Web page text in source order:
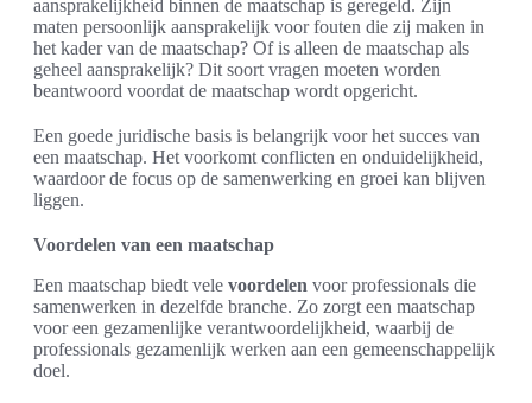
aansprakelijkheid binnen de maatschap is geregeld. Zijn
maten persoonlijk aansprakelijk voor fouten die zij maken in
het kader van de maatschap? Of is alleen de maatschap als
geheel aansprakelijk? Dit soort vragen moeten worden
beantwoord voordat de maatschap wordt opgericht.
Een goede juridische basis is belangrijk voor het succes van
een maatschap. Het voorkomt conflicten en onduidelijkheid,
waardoor de focus op de samenwerking en groei kan blijven
liggen.
Voordelen van een maatschap
Een maatschap biedt vele voordelen voor professionals die
samenwerken in dezelfde branche. Zo zorgt een maatschap
voor een gezamenlijke verantwoordelijkheid, waarbij de
professionals gezamenlijk werken aan een gemeenschappelijk
doel.